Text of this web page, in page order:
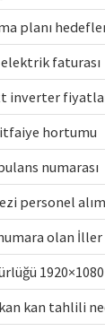
planı
elektrik faturası
inverter
hortumu
numarası
personel
olan İller
kan tahlili